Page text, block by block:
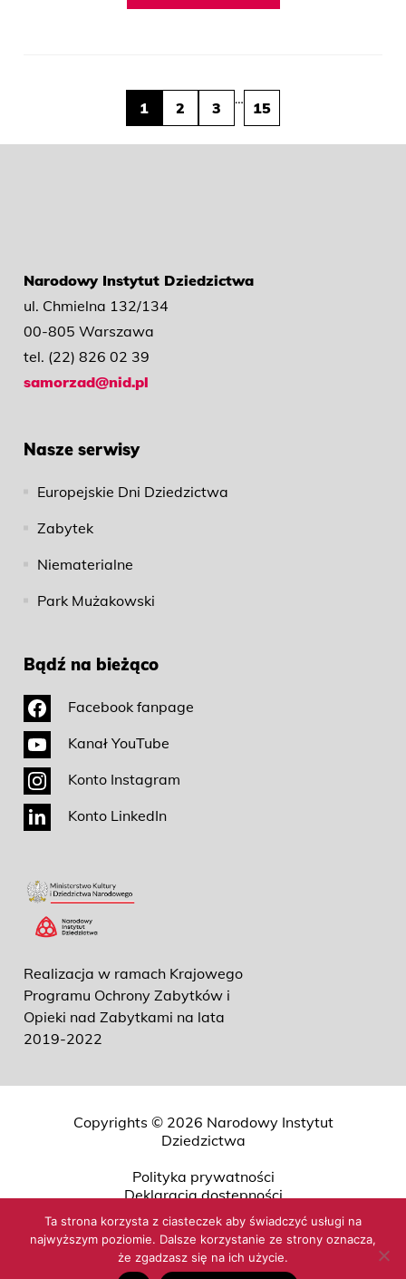
1 2 3 … 15
Narodowy Instytut Dziedzictwa
ul. Chmielna 132/134
00-805 Warszawa
tel. (22) 826 02 39
samorzad@nid.pl
Nasze serwisy
Europejskie Dni Dziedzictwa
Zabytek
Niematerialne
Park Mużakowski
Bądź na bieżąco
Facebook fanpage
Kanał YouTube
Konto Instagram
Konto LinkedIn
Realizacja w ramach Krajowego
Programu Ochrony Zabytków i
Opieki nad Zabytkami na lata
2019-2022
Copyrights © 2026 Narodowy Instytut
Dziedzictwa
Polityka prywatności
Deklaracja dostępności
Przetwarzanie danych osobowych
O NID (ETR)
Mapa strony
Ta strona korzysta z ciasteczek aby świadczyć usługi na
najwyższym poziomie. Dalsze korzystanie ze strony oznacza,
że zgadzasz się na ich użycie.